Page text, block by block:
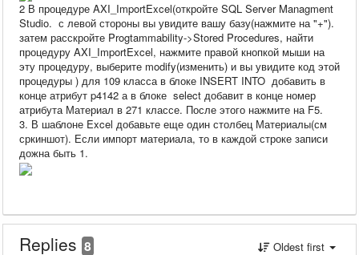
2 В процедуре AXI_ImportExcel(откройте SQL Server Managment
Studio. с левой стороны вы увидите вашу базу(нажмите на "+").
затем расскройте Progtammability->Stored Procedures, найти
процедуру AXI_ImportExcel, нажмите правой кнопкой мыши на
эту процедуру, выберите modify(изменить) и вы увидите код этой
процедуры ) для 109 класса в блоке INSERT INTO добавить в
конце атрибут p4142 а в блоке select добавит в конце номер
атрибута Материал в 271 классе. После этого нажмите на F5.
3. В шаблоне Excel добавьте еще один столбец Материалы(см
сркиншот). Если импорт материала, то в каждой строке записи
дожна быть 1.
Replies 8 Oldest first